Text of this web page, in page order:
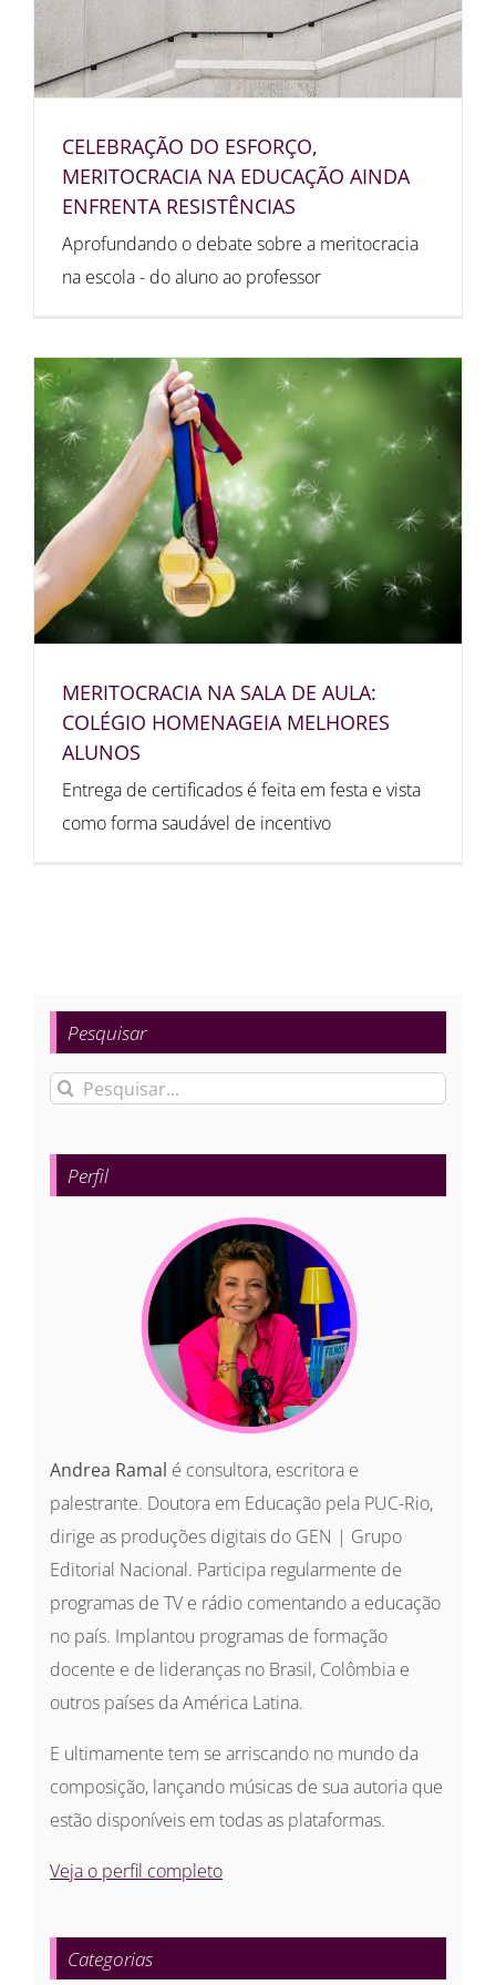
CELEBRAÇÃO DO ESFORÇO,
MERITOCRACIA NA EDUCAÇÃO AINDA
ENFRENTA RESISTÊNCIAS
Aprofundando o debate sobre a meritocracia
na escola - do aluno ao professor
MERITOCRACIA NA SALA DE AULA:
COLÉGIO HOMENAGEIA MELHORES
ALUNOS
Entrega de certificados é feita em festa e vista
como forma saudável de incentivo
Pesquisar
Buscar
para:
Perfil
Andrea Ramal é consultora, escritora e
palestrante. Doutora em Educação pela PUC-Rio,
dirige as produções digitais do GEN | Grupo
Editorial Nacional. Participa regularmente de
programas de TV e rádio comentando a educação
no país. Implantou programas de formação
docente e de lideranças no Brasil, Colômbia e
outros países da América Latina.
E ultimamente tem se arriscando no mundo da
composição, lançando músicas de sua autoria que
estão disponíveis em todas as plataformas.
Veja o perfil completo
Categorias